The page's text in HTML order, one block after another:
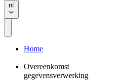
nl
Home
Overeenkomst
gegevensverwerking